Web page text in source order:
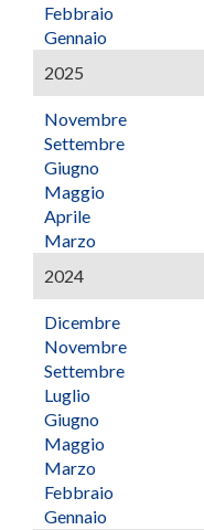
Febbraio
Gennaio
2025
Novembre
Settembre
Giugno
Maggio
Aprile
Marzo
2024
Dicembre
Novembre
Settembre
Luglio
Giugno
Maggio
Marzo
Febbraio
Gennaio